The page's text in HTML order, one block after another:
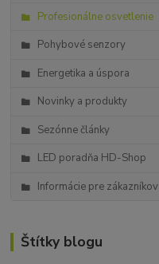
Profesionálne osvetlenie
Pohybové senzory
Energetika a úspora
Novinky a produkty
Sezónne články
LED poradňa HD-Shop
Informácie pre zákazníkov
Štítky blogu